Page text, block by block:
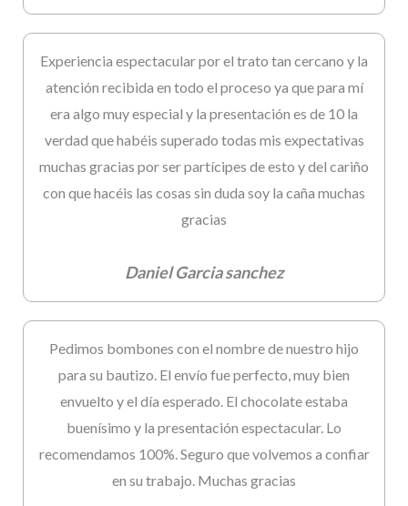
Experiencia espectacular por el trato tan cercano y la
atención recibida en todo el proceso ya que para mí
era algo muy especial y la presentación es de 10 la
verdad que habéis superado todas mis expectativas
muchas gracias por ser partícipes de esto y del cariño
con que hacéis las cosas sin duda soy la caña muchas
gracias
Daniel Garcia sanchez
Pedimos bombones con el nombre de nuestro hijo
para su bautizo. El envío fue perfecto, muy bien
envuelto y el día esperado. El chocolate estaba
buenísimo y la presentación espectacular. Lo
recomendamos 100%. Seguro que volvemos a confiar
en su trabajo. Muchas gracias